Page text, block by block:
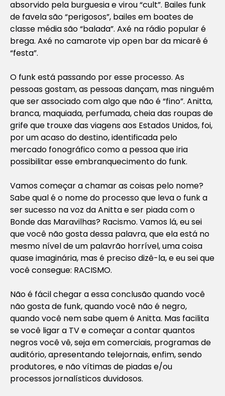
absorvido pela burguesia e virou “cult”. Bailes funk
de favela são “perigosos”, bailes em boates de
classe média são “balada”. Axé na rádio popular é
brega. Axé no camarote vip open bar da micarê é
“festa”.
O funk está passando por esse processo. As
pessoas gostam, as pessoas dançam, mas ninguém
que ser associado com algo que não é “fino”. Anitta,
branca, maquiada, perfumada, cheia das roupas de
grife que trouxe das viagens aos Estados Unidos, foi,
por um acaso do destino, identificada pelo
mercado fonográfico como a pessoa que iria
possibilitar esse embranquecimento do funk.
Vamos começar a chamar as coisas pelo nome?
Sabe qual é o nome do processo que leva o funk a
ser sucesso na voz da Anitta e ser piada com o
Bonde das Maravilhas? Racismo. Vamos lá, eu sei
que você não gosta dessa palavra, que ela está no
mesmo nível de um palavrão horrível, uma coisa
quase imaginária, mas é preciso dizê-la, e eu sei que
você consegue: RACISMO.
Não é fácil chegar a essa conclusão quando você
não gosta de funk, quando você não é negro,
quando você nem sabe quem é Anitta. Mas facilita
se você ligar a TV e começar a contar quantos
negros você vê, seja em comerciais, programas de
auditório, apresentando telejornais, enfim, sendo
produtores, e não vítimas de piadas e/ou
processos jornalísticos duvidosos.